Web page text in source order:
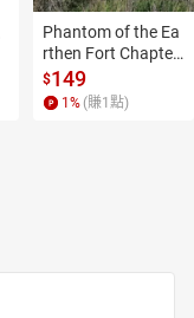
Phantom of the Ea
rthen Fort Chapter
4【有聲書】
$149
1 % (賺1 點)